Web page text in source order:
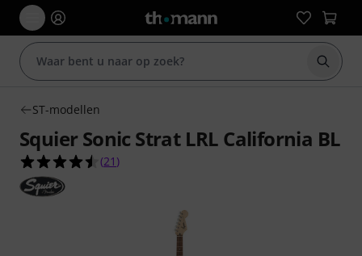
Zoek
ST-modellen
Squier Sonic Strat LRL California BL
4.5 van de 5 sterren van 21 klantbeoordelingen
(21 )